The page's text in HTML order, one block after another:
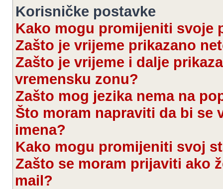
Korisničke postavke
Kako mogu promijeniti svoje
Zašto je vrijeme prikazano
Zašto je vrijeme i dalje
vremensku zonu?
Zašto mog jezika nema na
Što moram napraviti da bi
imena?
Kako mogu promijeniti svoj
Zašto se moram prijaviti ako
mail?